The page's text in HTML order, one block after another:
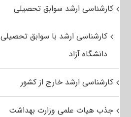
کارشناسی ارشد سوابق تحصیلی
کارشناسی ارشد با سوابق تحصیلی
دانشگاه آزاد
کارشناسی ارشد خارج از کشور
جذب هیات علمی وزارت بهداشت